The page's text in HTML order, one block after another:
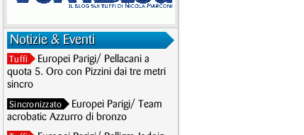
Notizie & Eventi
Tuffi
Europei Parigi/ Pellacani a
quota 5. Oro con Pizzini dai tre metri
sincro
Sincronizzato
Europei Parigi/ Team
acrobatic Azzurro di bronzo